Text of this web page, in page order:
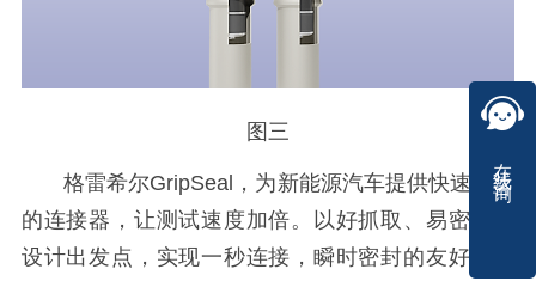
图三
格雷希尔GripSeal，为新能源汽车提供快速可靠
的连接器，让测试速度加倍。以好抓取、易密封为
设计出发点，实现一秒连接，瞬时密封的友好客户
在线咨询